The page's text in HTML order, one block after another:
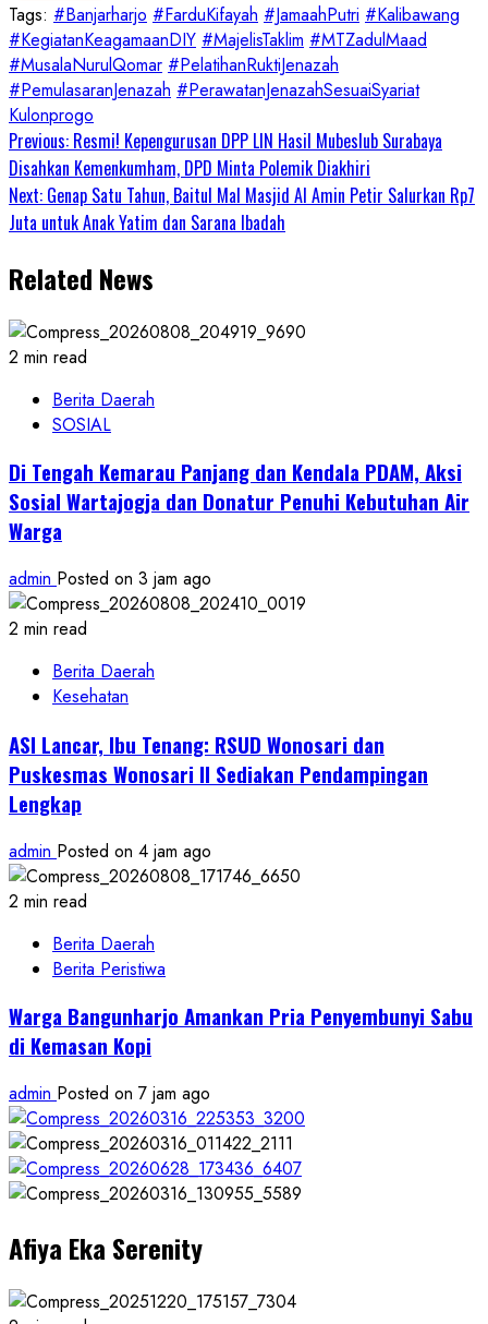
Tags: #Banjarharjo #FarduKifayah #JamaahPutri #Kalibawang
#KegiatanKeagamaanDIY #MajelisTaklim #MTZadulMaad
#MusalaNurulQomar #PelatihanRuktiJenazah
#PemulasaranJenazah #PerawatanJenazahSesuaiSyariat
Kulonprogo
Continue
Reading
Previous: Resmi! Kepengurusan DPP LIN Hasil Mubeslub Surabaya
Disahkan Kemenkumham, DPD Minta Polemik Diakhiri
Next: Genap Satu Tahun, Baitul Mal Masjid Al Amin Petir Salurkan Rp7
Juta untuk Anak Yatim dan Sarana Ibadah
Related News
2 min read
Berita Daerah
SOSIAL
Di Tengah Kemarau Panjang dan Kendala PDAM, Aksi
Sosial Wartajogja dan Donatur Penuhi Kebutuhan Air
Warga
admin Posted on 3 jam ago
2 min read
Berita Daerah
Kesehatan
ASI Lancar, Ibu Tenang: RSUD Wonosari dan
Puskesmas Wonosari II Sediakan Pendampingan
Lengkap
admin Posted on 4 jam ago
2 min read
Berita Daerah
Berita Peristiwa
Warga Bangunharjo Amankan Pria Penyembunyi Sabu
di Kemasan Kopi
admin Posted on 7 jam ago
Afiya Eka Serenity